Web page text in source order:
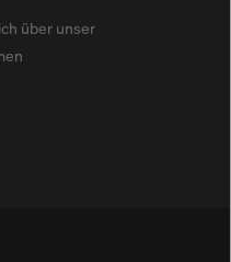
über unser